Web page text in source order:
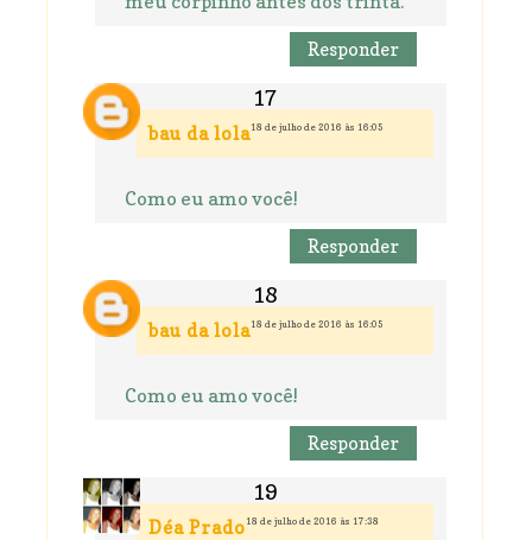
Responder
bau da lola18 de julho de 2016 às 16:05
Como eu amo você!
Responder
bau da lola18 de julho de 2016 às 16:05
Como eu amo você!
Responder
Déa Prado 18 de julho de 2016 às 17:38